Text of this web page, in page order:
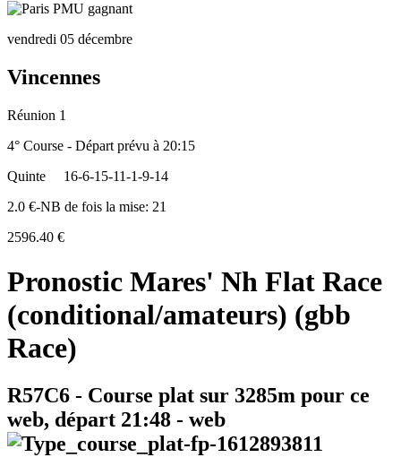
vendredi 05 décembre
Vincennes
Réunion 1
4° Course - Départ prévu à 20:15
Quinte
16-6-15-11-1-9-14
2.0 €-NB de fois la mise: 21
2596.40 €
Pronostic Mares' Nh Flat Race
(conditional/amateurs) (gbb
Race)
R57C6 - Course plat sur 3285m pour ce
web, départ 21:48 - web